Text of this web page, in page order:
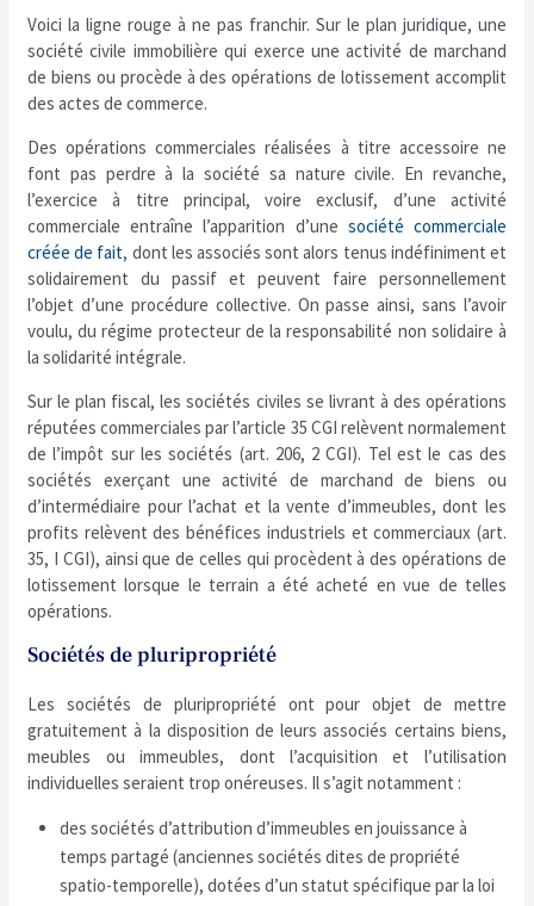
Voici la ligne rouge à ne pas franchir. Sur le plan juridique, une
société civile immobilière qui exerce une activité de marchand
de biens ou procède à des opérations de lotissement accomplit
des actes de commerce.
Des opérations commerciales réalisées à titre accessoire ne
font pas perdre à la société sa nature civile. En revanche,
l’exercice à titre principal, voire exclusif, d’une activité
commerciale entraîne l’apparition d’une société commerciale
créée de fait, dont les associés sont alors tenus indéfiniment et
solidairement du passif et peuvent faire personnellement
l’objet d’une procédure collective. On passe ainsi, sans l’avoir
voulu, du régime protecteur de la responsabilité non solidaire à
la solidarité intégrale.
Sur le plan fiscal, les sociétés civiles se livrant à des opérations
réputées commerciales par l’article 35 CGI relèvent normalement
de l’impôt sur les sociétés (art. 206, 2 CGI). Tel est le cas des
sociétés exerçant une activité de marchand de biens ou
d’intermédiaire pour l’achat et la vente d’immeubles, dont les
profits relèvent des bénéfices industriels et commerciaux (art.
35, I CGI), ainsi que de celles qui procèdent à des opérations de
lotissement lorsque le terrain a été acheté en vue de telles
opérations.
Sociétés de pluripropriété
Les sociétés de pluripropriété ont pour objet de mettre
gratuitement à la disposition de leurs associés certains biens,
meubles ou immeubles, dont l’acquisition et l’utilisation
individuelles seraient trop onéreuses. Il s’agit notamment :
des sociétés d’attribution d’immeubles en jouissance à
temps partagé (anciennes sociétés dites de propriété
spatio-temporelle), dotées d’un statut spécifique par la loi